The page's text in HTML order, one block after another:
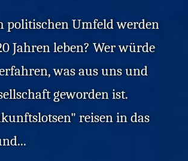
politischen Umfeld werden
Jahren leben? Wer würde
was aus uns und
geworden ist.
reisen in das